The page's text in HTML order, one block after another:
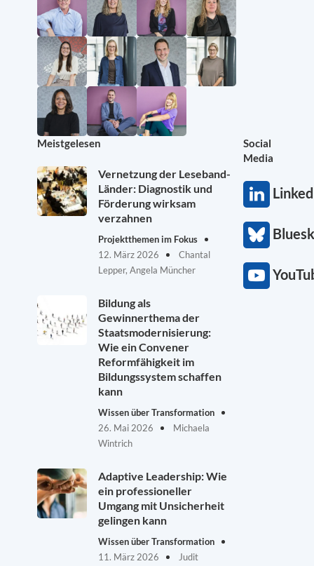
Meistgelesen
Vernetzung der Leseband-
Länder: Diagnostik und
Förderung wirksam
verzahnen
Projektthemen im Fokus
12. März 2026
Chantal
Lepper, Angela Müncher
Bildung als
Gewinnerthema der
Staatsmodernisierung:
Wie ein Convener
Reformfähigkeit im
Bildungssystem schaffen
kann
Wissen über Transformation
26. Mai 2026
Michaela
Wintrich
Adaptive Leadership: Wie
ein professioneller
Umgang mit Unsicherheit
gelingen kann
Wissen über Transformation
11. März 2026
Judit
Social
Media